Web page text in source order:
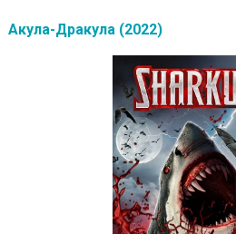
Акула-Дракула (2022)